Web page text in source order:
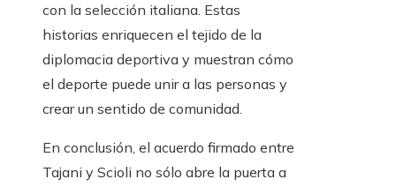
con la selección italiana. Estas
historias enriquecen el tejido de la
diplomacia deportiva y muestran cómo
el deporte puede unir a las personas y
crear un sentido de comunidad.
En conclusión, el acuerdo firmado entre
Tajani y Scioli no sólo abre la puerta a